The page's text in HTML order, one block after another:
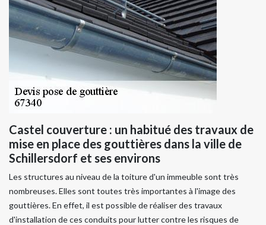
Castel couverture : un habitué des travaux de
mise en place des gouttières dans la ville de
Schillersdorf et ses environs
Les structures au niveau de la toiture d'un immeuble sont très
nombreuses. Elles sont toutes très importantes à l'image des
gouttières. En effet, il est possible de réaliser des travaux
d'installation de ces conduits pour lutter contre les risques de